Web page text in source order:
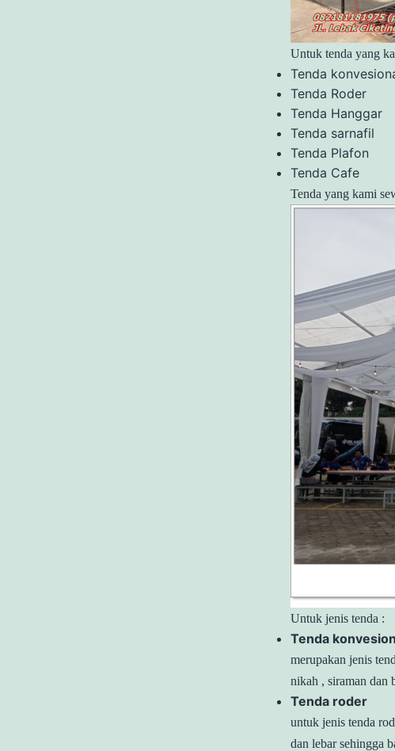
Untuk tenda yang
Tenda
Tenda Roder
Tenda Hanggar
Tenda sarnafil
Tenda Plafon
Tenda Cafe
Tenda yang kami
Untuk jenis tenda :
Tenda
merupakan jenis
nikah , siraman dan
Tenda roder
untuk jenis tenda
dan lebar sehingga